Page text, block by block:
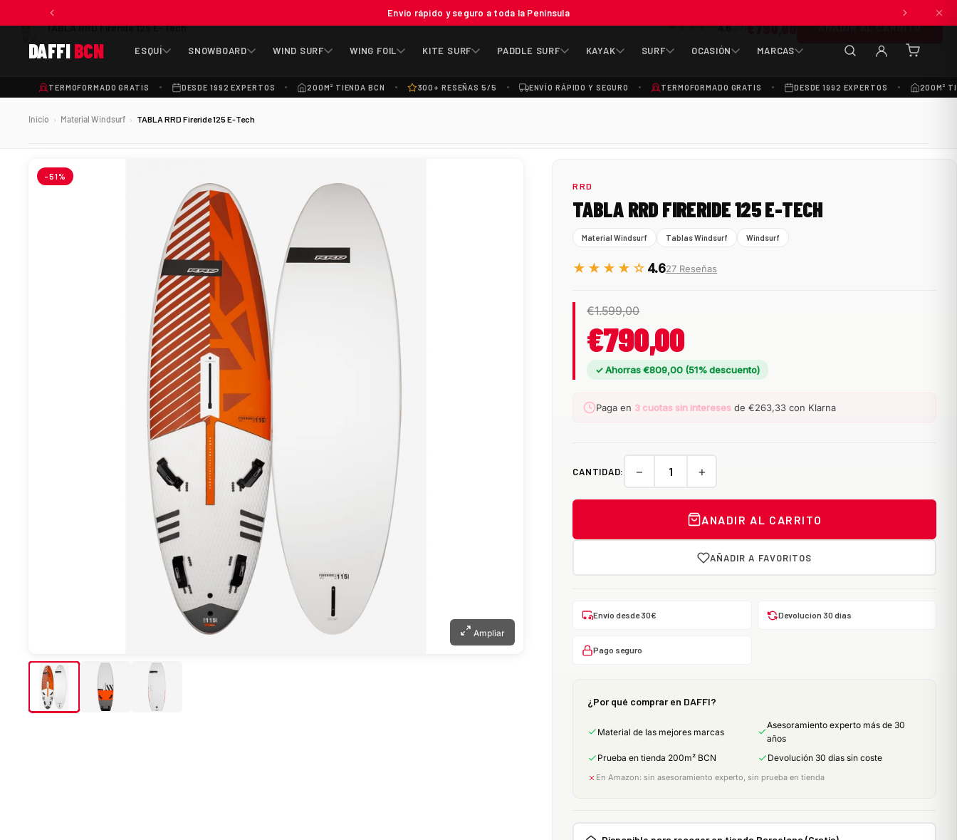
Envío rápido y seguro a toda la Península
DAFFIBCN ESQUÍ SNOWBOARD WIND SURF WING FOIL KITE SURF PADDLE SURF KAYAK SURF OCASIÓN MARCAS
(0
TERMOFORMADO GRATIS DESDE 1992 EXPERTOS 200M² TIENDA BCN 300+ RESEÑAS 5/5 ENVÍO RÁPIDO Y SEGURO TERMOFORMADO GRATIS DESDE 1992 EXPERTOS 200M²
TABLA RRD Fireride 125 E-Tech ★★★★☆4.6(27)€790,00 ANADIR AL CARRITO
Inicio › Material Windsurf › TABLA RRD Fireride 125 E-Tech
-51%
Ampliar
RRD
TABLA RRD FIRERIDE 125 E-TECH
Material Windsurf Tablas Windsurf Windsurf
★★★★☆ 4.627 Reseñas
€1.599,00
€790,00
✓ Ahorras €809,00 (51% descuento)
Paga en 3 cuotas sin intereses de €263,33 con Klarna
CANTIDAD: − +
ANADIR AL CARRITO
AÑADIR A FAVORITOS
Envío desde 30€ Devolucion 30 dias
Pago seguro
¿Por qué comprar en DAFFI?
Material de las mejores marcas
Asesoramiento experto más de 30
años
Prueba en tienda 200m² BCN
Devolución 30 días sin coste
En Amazon: sin asesoramiento experto, sin prueba en tienda